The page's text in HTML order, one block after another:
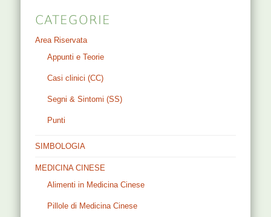
CATEGORIE
Area Riservata
Appunti e Teorie
Casi clinici (CC)
Segni & Sintomi (SS)
Punti
SIMBOLOGIA
MEDICINA CINESE
Alimenti in Medicina Cinese
Pillole di Medicina Cinese